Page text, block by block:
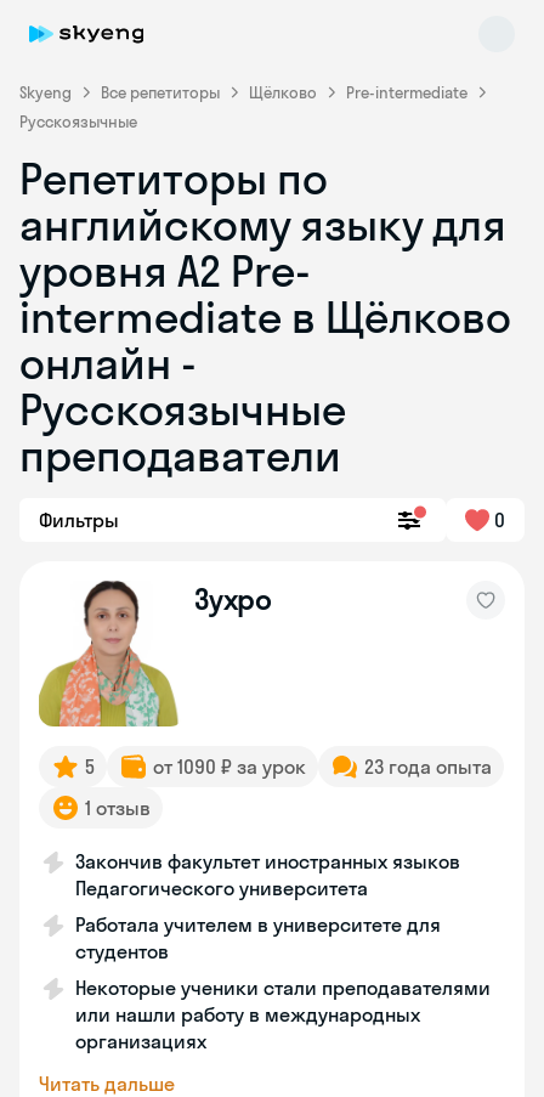
Skyeng Все репетиторы Щёлково
Pre-intermediate
Русскоязычные
Репетиторы по
английскому языку для
уровня A2 Pre-
intermediate в Щёлково
онлайн -
Русскоязычные
преподаватели
Фильтры 0
Зухро
5 от 1090 ₽ за урок
23 года опыта
1 отзыв
Закончив факультет иностранных языков
Педагогического университета
Работала учителем в университете для
студентов
Некоторые ученики стали преподавателями
или нашли работу в международных
организациях
Читать дальше
Skyeng Chat